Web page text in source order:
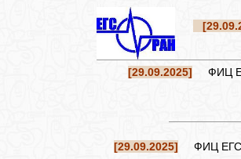
[29.09.2025] ФИЦ
[29.09.2025] ФИЦ ЕГС